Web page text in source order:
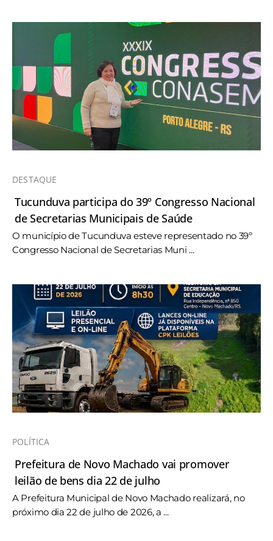
DESTAQUE
Tucunduva participa do 39º Congresso Nacional
de Secretarias Municipais de Saúde
O município de Tucunduva esteve representado no 39º
Congresso Nacional de Secretarias Muni ...
POLÍTICA
Prefeitura de Novo Machado vai promover
leilão de bens dia 22 de julho
A Prefeitura Municipal de Novo Machado realizará, no
próximo dia 22 de julho de 2026, a ...